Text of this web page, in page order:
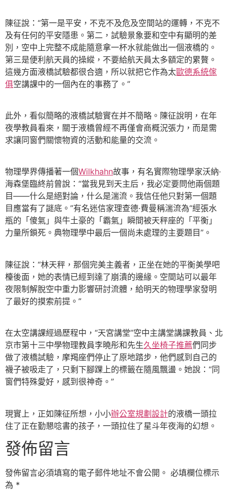
陳征說：“第一是平安，不克不及危及空間站的運轉，不克不
及有任何的平安隱患。第二，試驗景象要和空中有顯明的差
別，空中上完整不成能隨意拿一杯水就能做出一個液橋的。
第三是便利航天員的操縱，不要給航天員太多額定的累贅。
這幾方面液橋試驗都很合適，所以就把它作為太歐德系統傢
俱空講課中的一個內在的事務了。”
此外，看似簡略的液橋試驗實在并不簡略。陳征說明，在年
夜學教員看來，關于液橋曾經不再僅會商概況張力，而是需
求讓同窗們關懷物資的活動和能量的交流。
物理學界傳播著一個Wilkhahn故事，有名實際物理學家沃納·
海森堡臨終前曾說：“當我見到天主后，我必定要問他兩個題
目——什么是絕對論，什么是湍流。我信任他只對第一個題
目應當有了謎底。”有名迷信家理查德·費曼稱湍流為“經張水
瓶的「傻氣」與牛土豪的「霸氣」瞬間被天秤座的「平衡」
力量所鎖死。典物理學中最后一個尚未處理的主要題目”。
陳征說：“林天秤，那個完美主義者，正坐在她的平衡美學吧
檯後面，她的表情已經到達了崩潰的邊緣。空間站可以最年
夜限制解脫空中重力影響研討流體，給明天的物理學家發明
了最好的摸索前提。”
在太空講課經過歷程中，“天宮講堂”空中主講堂講課教員、北
京市第十三中學物理教員李曉彤和先生久坐椅子推薦們同步
做了液橋試驗，摩羯座們停止了原地踏步，他們感到自己的
襪子被吸走了，只剩下腳踝上的標籤在隨風飄盪。她說：“同
窗們特殊愛好，感到很神奇。”
現實上，正如陳征所想，小小辦公室規劃設計的液橋一頭拉
住了正在勤懇唸書的孩子，一頭拉住了星斗年夜海的幻想。
發佈留言
發佈留言必須填寫的電子郵件地址不會公開。 必填欄位標示
為 *